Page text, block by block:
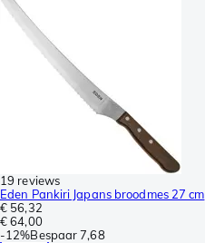
19 reviews
Eden Pankiri Japans broodmes 27 cm
€ 56,32
€ 64,00
-12%Bespaar 7,68